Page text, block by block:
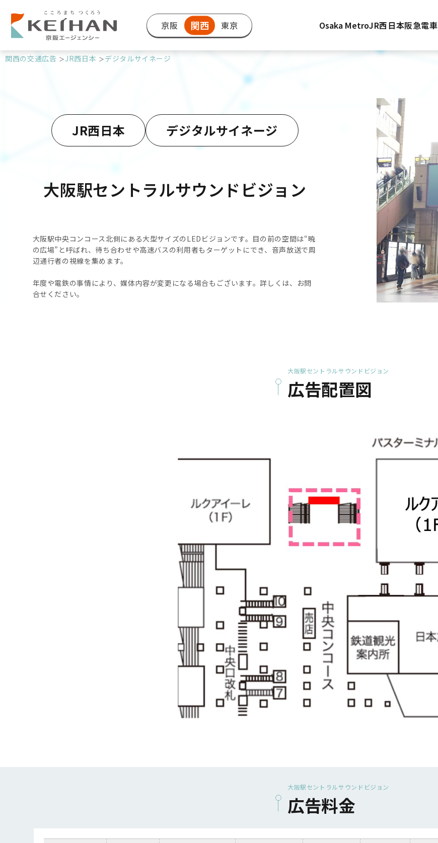
京阪 関西 東京 Osaka MetroJR西日本阪急電車
関西の交通広告 JR西日本 デジタルサイネージ
JR西日本 デジタルサイネージ
大阪駅セントラルサウンドビジョン
大阪駅中央コンコース北側にある大型サイズのLEDビジョンです。目の前の空間は“暁
の広場”と呼ばれ、待ち合わせや高速バスの利用者もターゲットにでき、音声放送で周
辺通行者の視線を集めます。
年度や電鉄の事情により、媒体内容が変更になる場合もございます。詳しくは、お問
合せください。
大阪駅セントラルサウンドビジョン
広告配置図
大阪駅セントラルサウンドビジョン
広告料金